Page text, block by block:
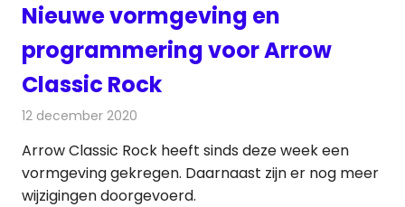
Nieuwe vormgeving en
programmering voor Arrow
Classic Rock
12 december 2020
Arrow Classic Rock heeft sinds deze week een
vormgeving gekregen. Daarnaast zijn er nog meer
wijzigingen doorgevoerd.